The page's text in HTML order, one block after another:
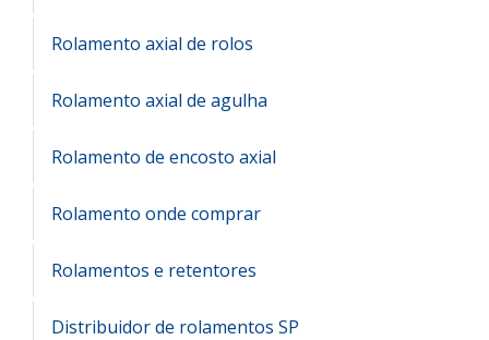
Rolamento axial de rolos
Rolamento axial de agulha
Rolamento de encosto axial
Rolamento onde comprar
Rolamentos e retentores
Distribuidor de rolamentos SP